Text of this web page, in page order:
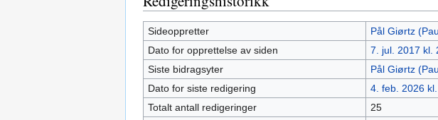
Sideoppretter Pål Giørtz
Dato for opprettelse av siden
7. jul. 2017 kl.
Siste bidragsyter
Pål Giørtz
Dato for siste redigering
4. feb. 2026
Totalt antall redigeringer
25